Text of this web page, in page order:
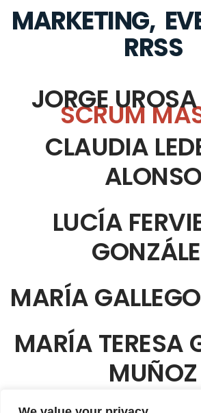
MARKETING,
RRSS
SCRUM
JORGE
CLAUDIA
ALONSO
LUCÍA
MARÍA
MARÍA TERESA
MUÑOZ